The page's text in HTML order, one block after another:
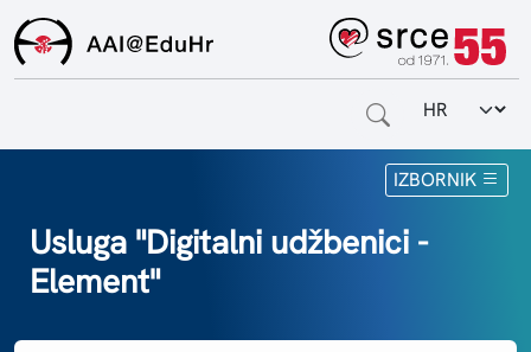
Odabir
IZBORNIK
Za krajnje korisnike
Za matične ustanove
Usluga "Digitalni udžbenici -
Element"